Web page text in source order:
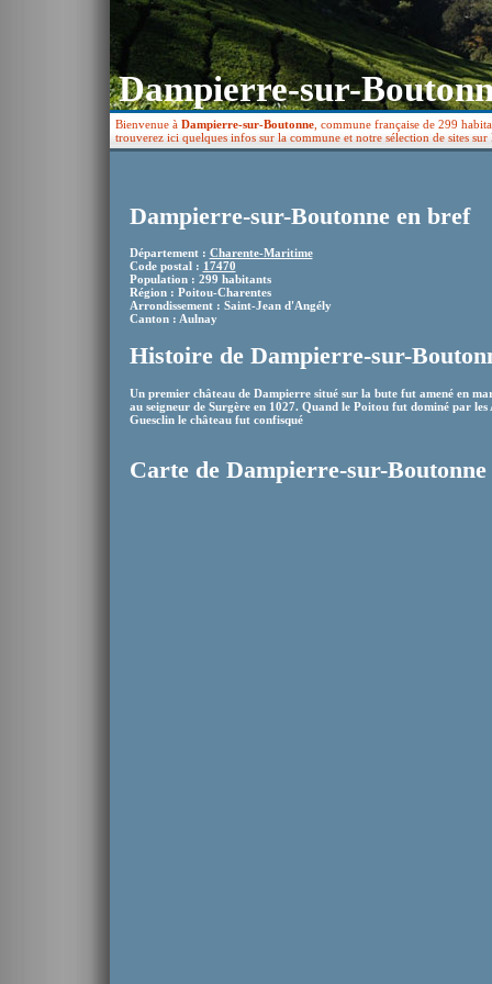
Dampierre-sur-
Bienvenue à Dampierre-sur-Boutonne , commune française de 299
trouverez ici quelques infos sur la commune et notre sélection de sites
Dampierre-sur-Boutonne en bref
Département : Charente-Maritime
Code postal : 17470
Population : 299 habitants
Région : Poitou-Charentes
Arrondissement : Saint-Jean d'Angély
Canton : Aulnay
Histoire de Dampierre-sur-
Un premier château de Dampierre situé sur la bute fut amené en
au seigneur de Surgère en 1027. Quand le Poitou fut dominé par
Guesclin le château fut confisqué
Carte de Dampierre-sur-Boutonne